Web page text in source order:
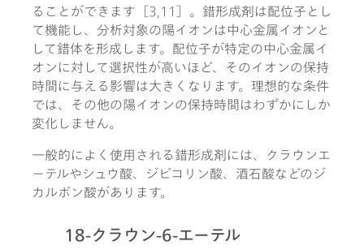
ることができます［3,11］。錯形成剤は配位子とし
て機能し、分析対象の陽イオンは中心金属イオンと
して錯体を形成します。配位子が特定の中心金属イ
オンに対して選択性が高いほど、そのイオンの保持
時間に与える影響は大きくなります。理想的な条件
では、その他の陽イオンの保持時間はわずかにしか
変化しません。
一般的によく使用される錯形成剤には、クラウンエ
ーテルやシュウ酸、ジピコリン酸、酒石酸などのジ
カルボン酸があります。
18-クラウン-6-エーテル